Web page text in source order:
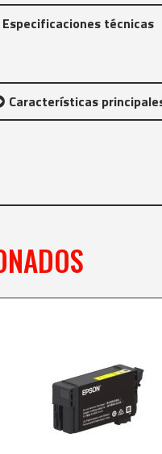
Especificaciones técnicas
Características